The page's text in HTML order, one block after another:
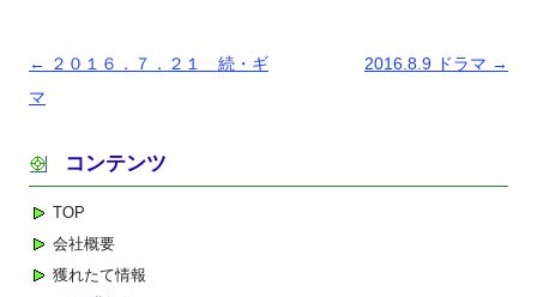
投
稿
ビ
← ２０１６．７．２１ 続・ギ
マ
2016.8.9 ドラマ →
コンテンツ
TOP
会社概要
獲れたて情報